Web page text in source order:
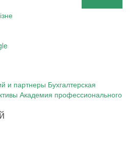
и партнеры Бухгалтерская
Академия профессионального